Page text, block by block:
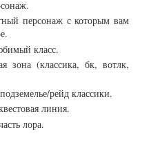
персонаж с которым вам
класс.
зона (классика, бк, вотлк,
рейд классики.
линия.
лора.